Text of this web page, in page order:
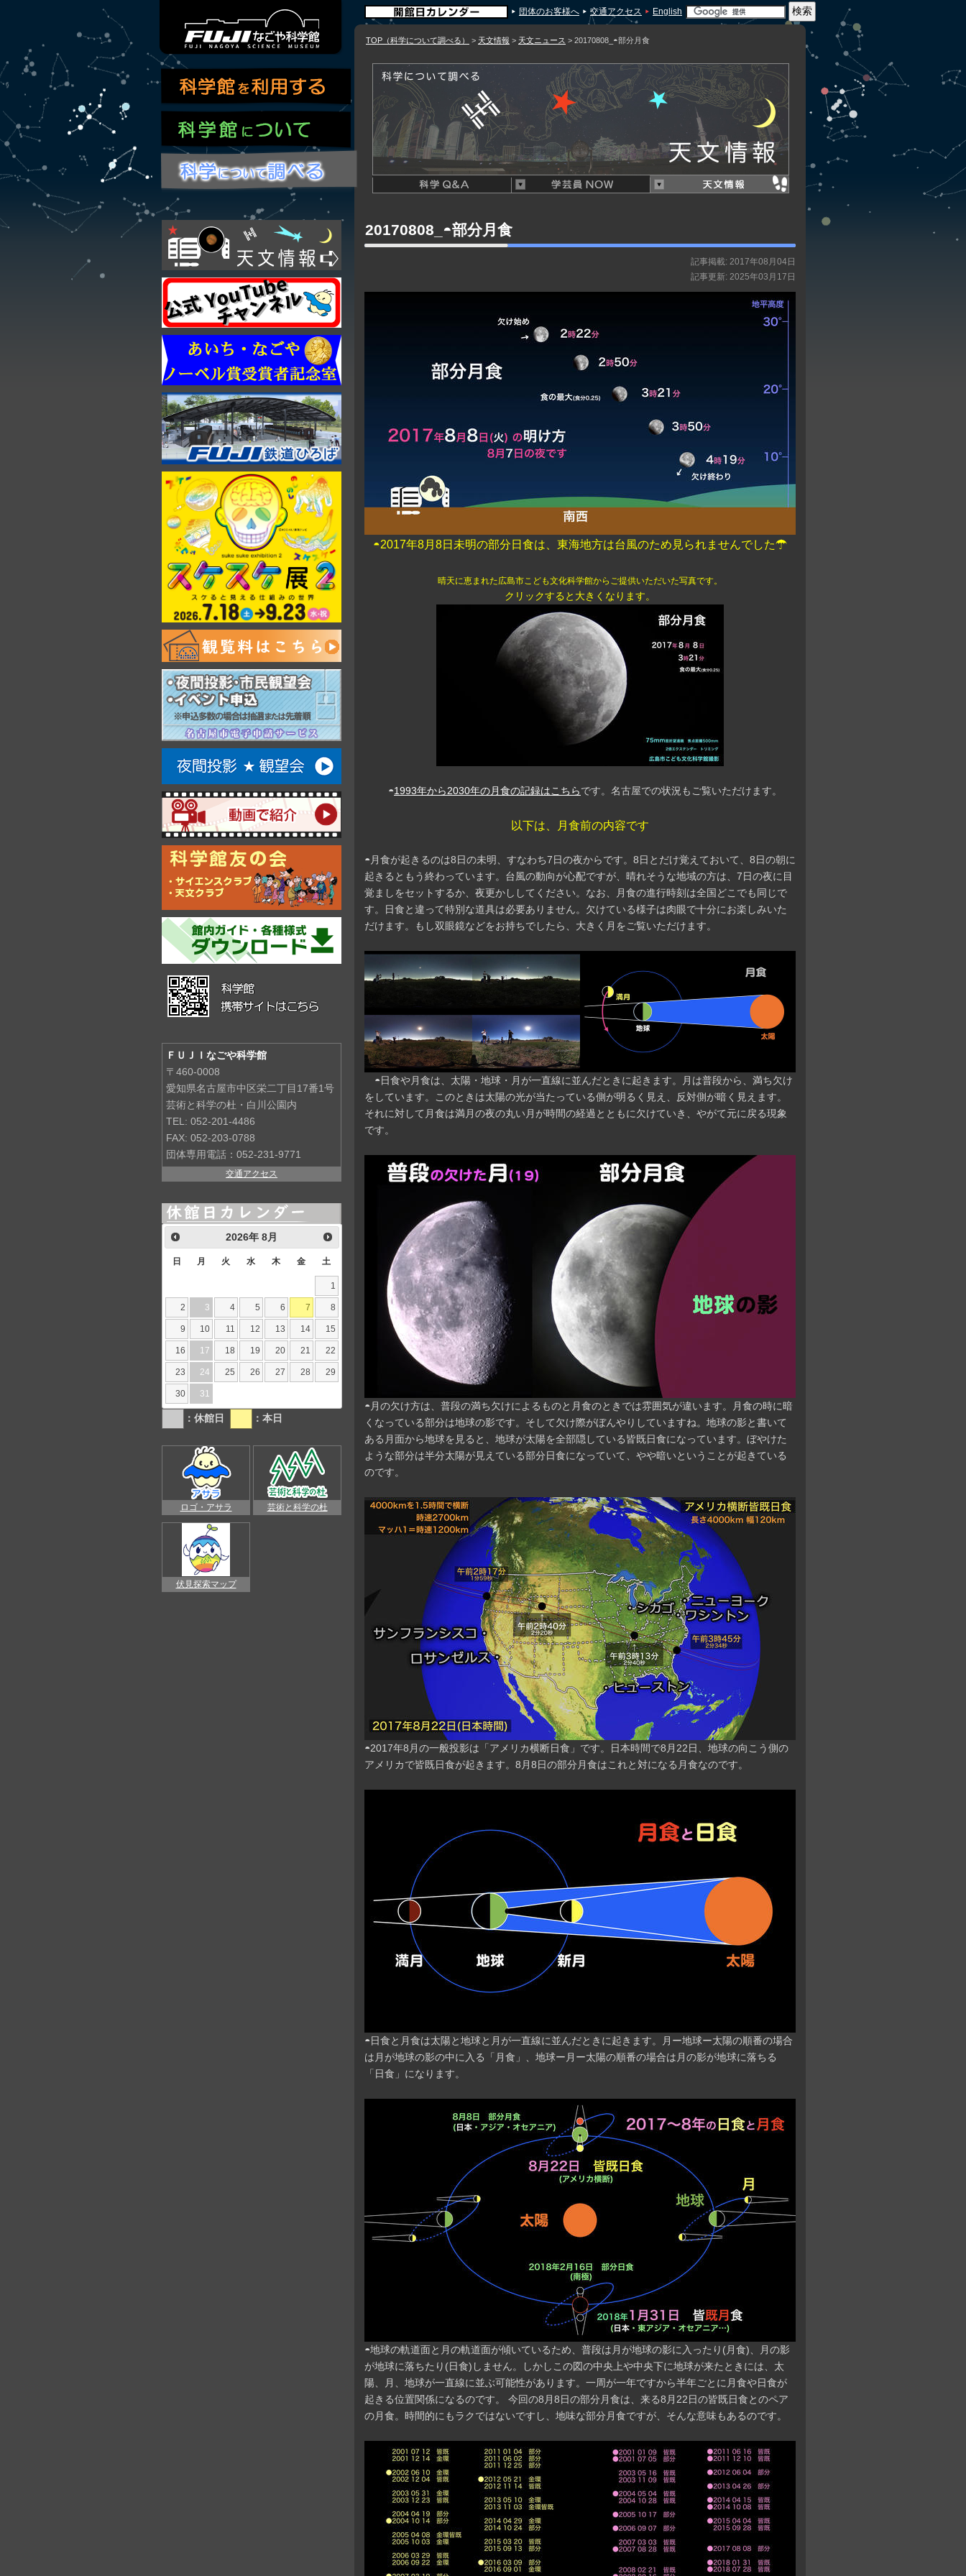
団体のお客様へ 交通アクセス English
TOP（科学について調べる） > 天文情報 > 天文ニュース > 20170808_◓部分月食
20170808_◓部分月食
記事掲載: 2017年08月04日
記事更新: 2025年03月17日
◓2017年8月8日未明の部分日食は 、東海地方は台風のため見られませんでした☂
晴天に恵まれた広島市こども文化科学館からご提供いただいた写真です。
クリックすると大きくなります。
◓1993年から2030年の月食の記録はこちら です。名古屋での状況もご覧いただけます。
以下は、月食前の内容です
◓月食が起きるのは8日の未明、すなわち7日の夜からです。8日とだけ覚えておいて、8日の朝に
起きるともう終わっています。台風の動向が心配ですが、晴れそうな地域の方は、7日の夜に目
覚ましをセットするか、夜更かししてください。なお、月食の進行時刻は全国どこでも同じで
す。日食と違って特別な道具は必要ありません。欠けている様子は肉眼で十分にお楽しみいた
だけます。もし双眼鏡などをお持ちでしたら、大きく月をご覧いただけます。
◓日食や月食は、太陽・地球・月が一直線に並んだときに起きます。月は普段から、満ち欠け
をしています。このときは太陽の光が当たっている側が明るく見え、反対側が暗く見えます。
それに対して月食は満月の夜の丸い月が時間の経過とともに欠けていき、やがて元に戻る現象
です。
◓月の欠け方は、普段の満ち欠けによるものと月食のときでは雰囲気が違います。月食の時に暗
くなっている部分は地球の影です。そして欠け際がぼんやりしていますね。地球の影と書いて
ある月面から地球を見ると、地球が太陽を全部隠している皆既日食になっています。ぼやけた
ような部分は半分太陽が見えている部分日食になっていて、やや暗いということが起きている
のです。
◓2017年8月の一般投影は「アメリカ横断日食」です。日本時間で8月22日、地球の向こう側の
アメリカで皆既日食が起きます。8月8日の部分月食はこれと対になる月食なのです。
◓日食と月食は太陽と地球と月が一直線に並んだときに起きます。月ー地球ー太陽の順番の場合
は月が地球の影の中に入る「月食」、地球ー月ー太陽の順番の場合は月の影が地球に落ちる
「日食」になります。
◓地球の軌道面と月の軌道面が傾いているため、普段は月が地球の影に入ったり(月食)、月の影
が地球に落ちたり(日食)しません。しかしこの図の中央上や中央下に地球が来たときには、太
陽、月、地球が一直線に並ぶ可能性があります。一周が一年ですから半年ごとに月食や日食が
起きる位置関係になるのです。 今回の8月8日の部分月食は、来る8月22日の皆既日食とのペア
の月食。時間的にもラクではないですし、地味な部分月食ですが、そんな意味もあるのです。
ＦＵＪＩなごや科学館
〒460-0008
愛知県名古屋市中区栄二丁目17番1号
芸術と科学の杜・白川公園内
TEL: 052-201-4486
FAX: 052-203-0788
団体専用電話：052-231-9771
交通アクセス
2026年8月
日 月 火 水 木 金 土
1
2 3 4 5 6 7 8
9 10 11 12 13 14 15
16 17 18 19 20 21 22
23 24 25 26 27 28 29
30 31
：休館日 ：本日
ロゴ・アサラ 芸術と科学の杜
伏見探索マップ